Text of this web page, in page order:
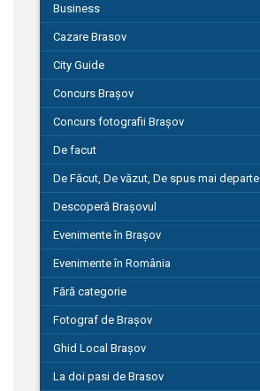
Business
Cazare Brasov
City Guide
Concurs Brașov
Concurs fotografii Brașov
De facut
De Făcut, De văzut, De spus mai departe
Descoperă Brașovul
Evenimente în Brașov
Evenimente în România
Fără categorie
Fotograf de Brașov
Ghid Local Brașov
La doi pasi de Brasov